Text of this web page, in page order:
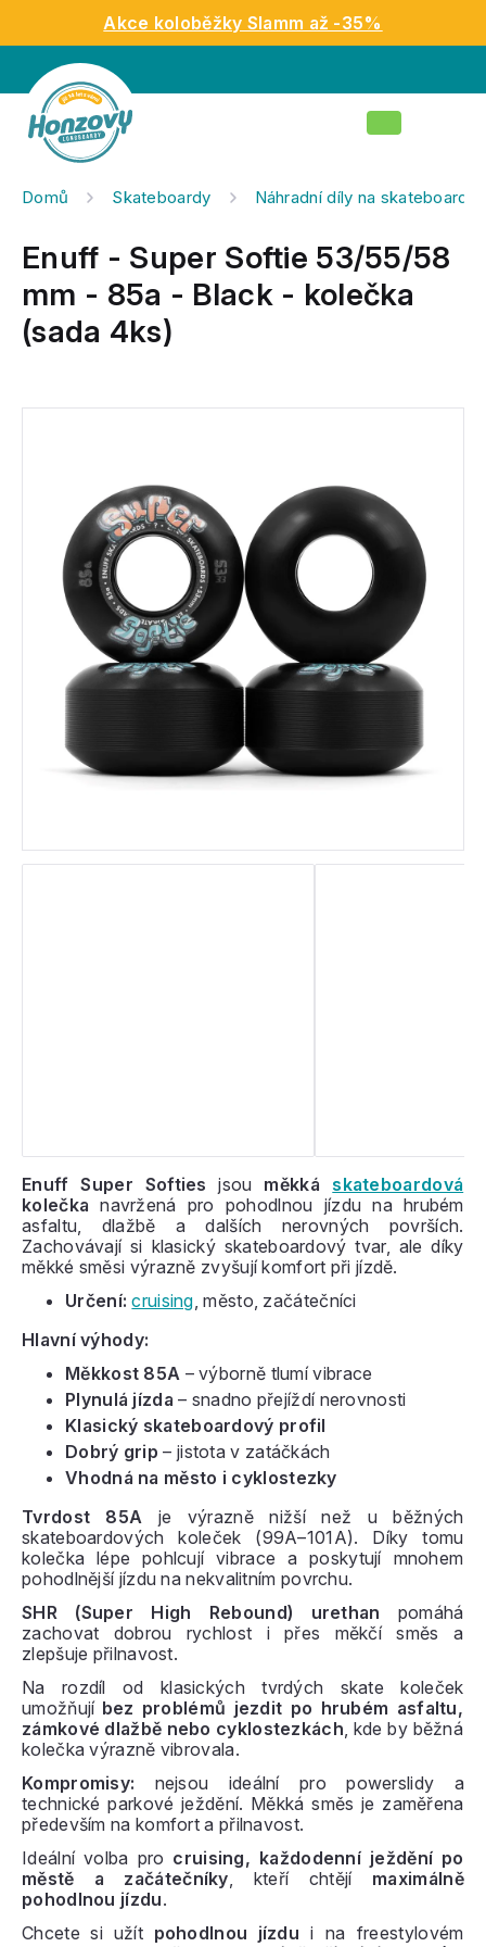
obsah
Akce koloběžky Slamm až -35%
Nákupní
Domů Skateboardy Náhradní díly na skateboardy
Enuff - Super Softie 53/55/58
mm - 85a - Black - kolečka
(sada 4ks)
Enuff Super Softies jsou měkká skateboardová
kolečka navržená pro pohodlnou jízdu na hrubém
asfaltu, dlažbě a dalších nerovných površích.
Zachovávají si klasický skateboardový tvar, ale díky
měkké směsi výrazně zvyšují komfort při jízdě.
Určení: cruising, město, začátečníci
Hlavní výhody:
Měkkost 85A – výborně tlumí vibrace
Plynulá jízda – snadno přejíždí nerovnosti
Klasický skateboardový profil
Dobrý grip – jistota v zatáčkách
Vhodná na město i cyklostezky
Tvrdost 85A je výrazně nižší než u běžných
skateboardových koleček (99A–101A). Díky tomu
kolečka lépe pohlcují vibrace a poskytují mnohem
pohodlnější jízdu na nekvalitním povrchu.
SHR (Super High Rebound) urethan pomáhá
zachovat dobrou rychlost i přes měkčí směs a
zlepšuje přilnavost.
Na rozdíl od klasických tvrdých skate koleček
umožňují bez problémů jezdit po hrubém asfaltu,
zámkové dlažbě nebo cyklostezkách, kde by běžná
kolečka výrazně vibrovala.
Kompromisy: nejsou ideální pro powerslidy a
technické parkové ježdění. Měkká směs je zaměřena
především na komfort a přilnavost.
Ideální volba pro cruising, každodenní ježdění po
městě a začátečníky, kteří chtějí maximálně
pohodlnou jízdu.
Chcete si užít pohodlnou jízdu i na freestylovém